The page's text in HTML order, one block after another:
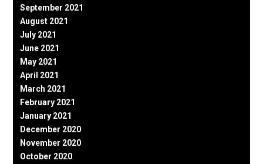
September 2021
August 2021
July 2021
June 2021
May 2021
April 2021
March 2021
February 2021
January 2021
December 2020
November 2020
October 2020